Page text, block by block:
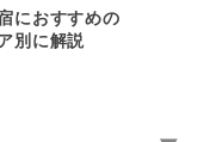
におすすめの
別に解説